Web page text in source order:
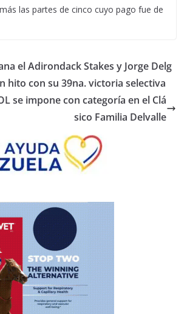
las partes de cinco cuyo pago fue de
el Adirondack Stakes y Jorge Delg
hito con su 39na. victoria selectiva
se impone con categoría en el Clá
sico Familia Delvalle